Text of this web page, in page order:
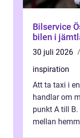
Bilservice Östersund
bilen i
30 juli 2026
inspiration
Att ta taxi i
handlar om
punkt A till
mellan